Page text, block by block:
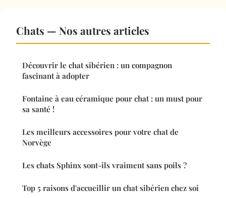
Chats — Nos autres articles
Découvrir le chat sibérien : un compagnon
fascinant à adopter
Fontaine à eau céramique pour chat : un must pour
sa santé !
Les meilleurs accessoires pour votre chat de
Norvège
Les chats Sphinx sont-ils vraiment sans poils ?
Top 5 raisons d'accueillir un chat sibérien chez soi